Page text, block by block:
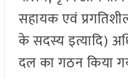
सहायक एवं
के सदस्य इत्यादि)
दल का गठन किया